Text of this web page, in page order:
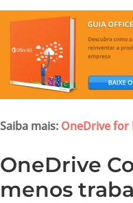
Saiba mais: OneDrive for
OneDrive
menos